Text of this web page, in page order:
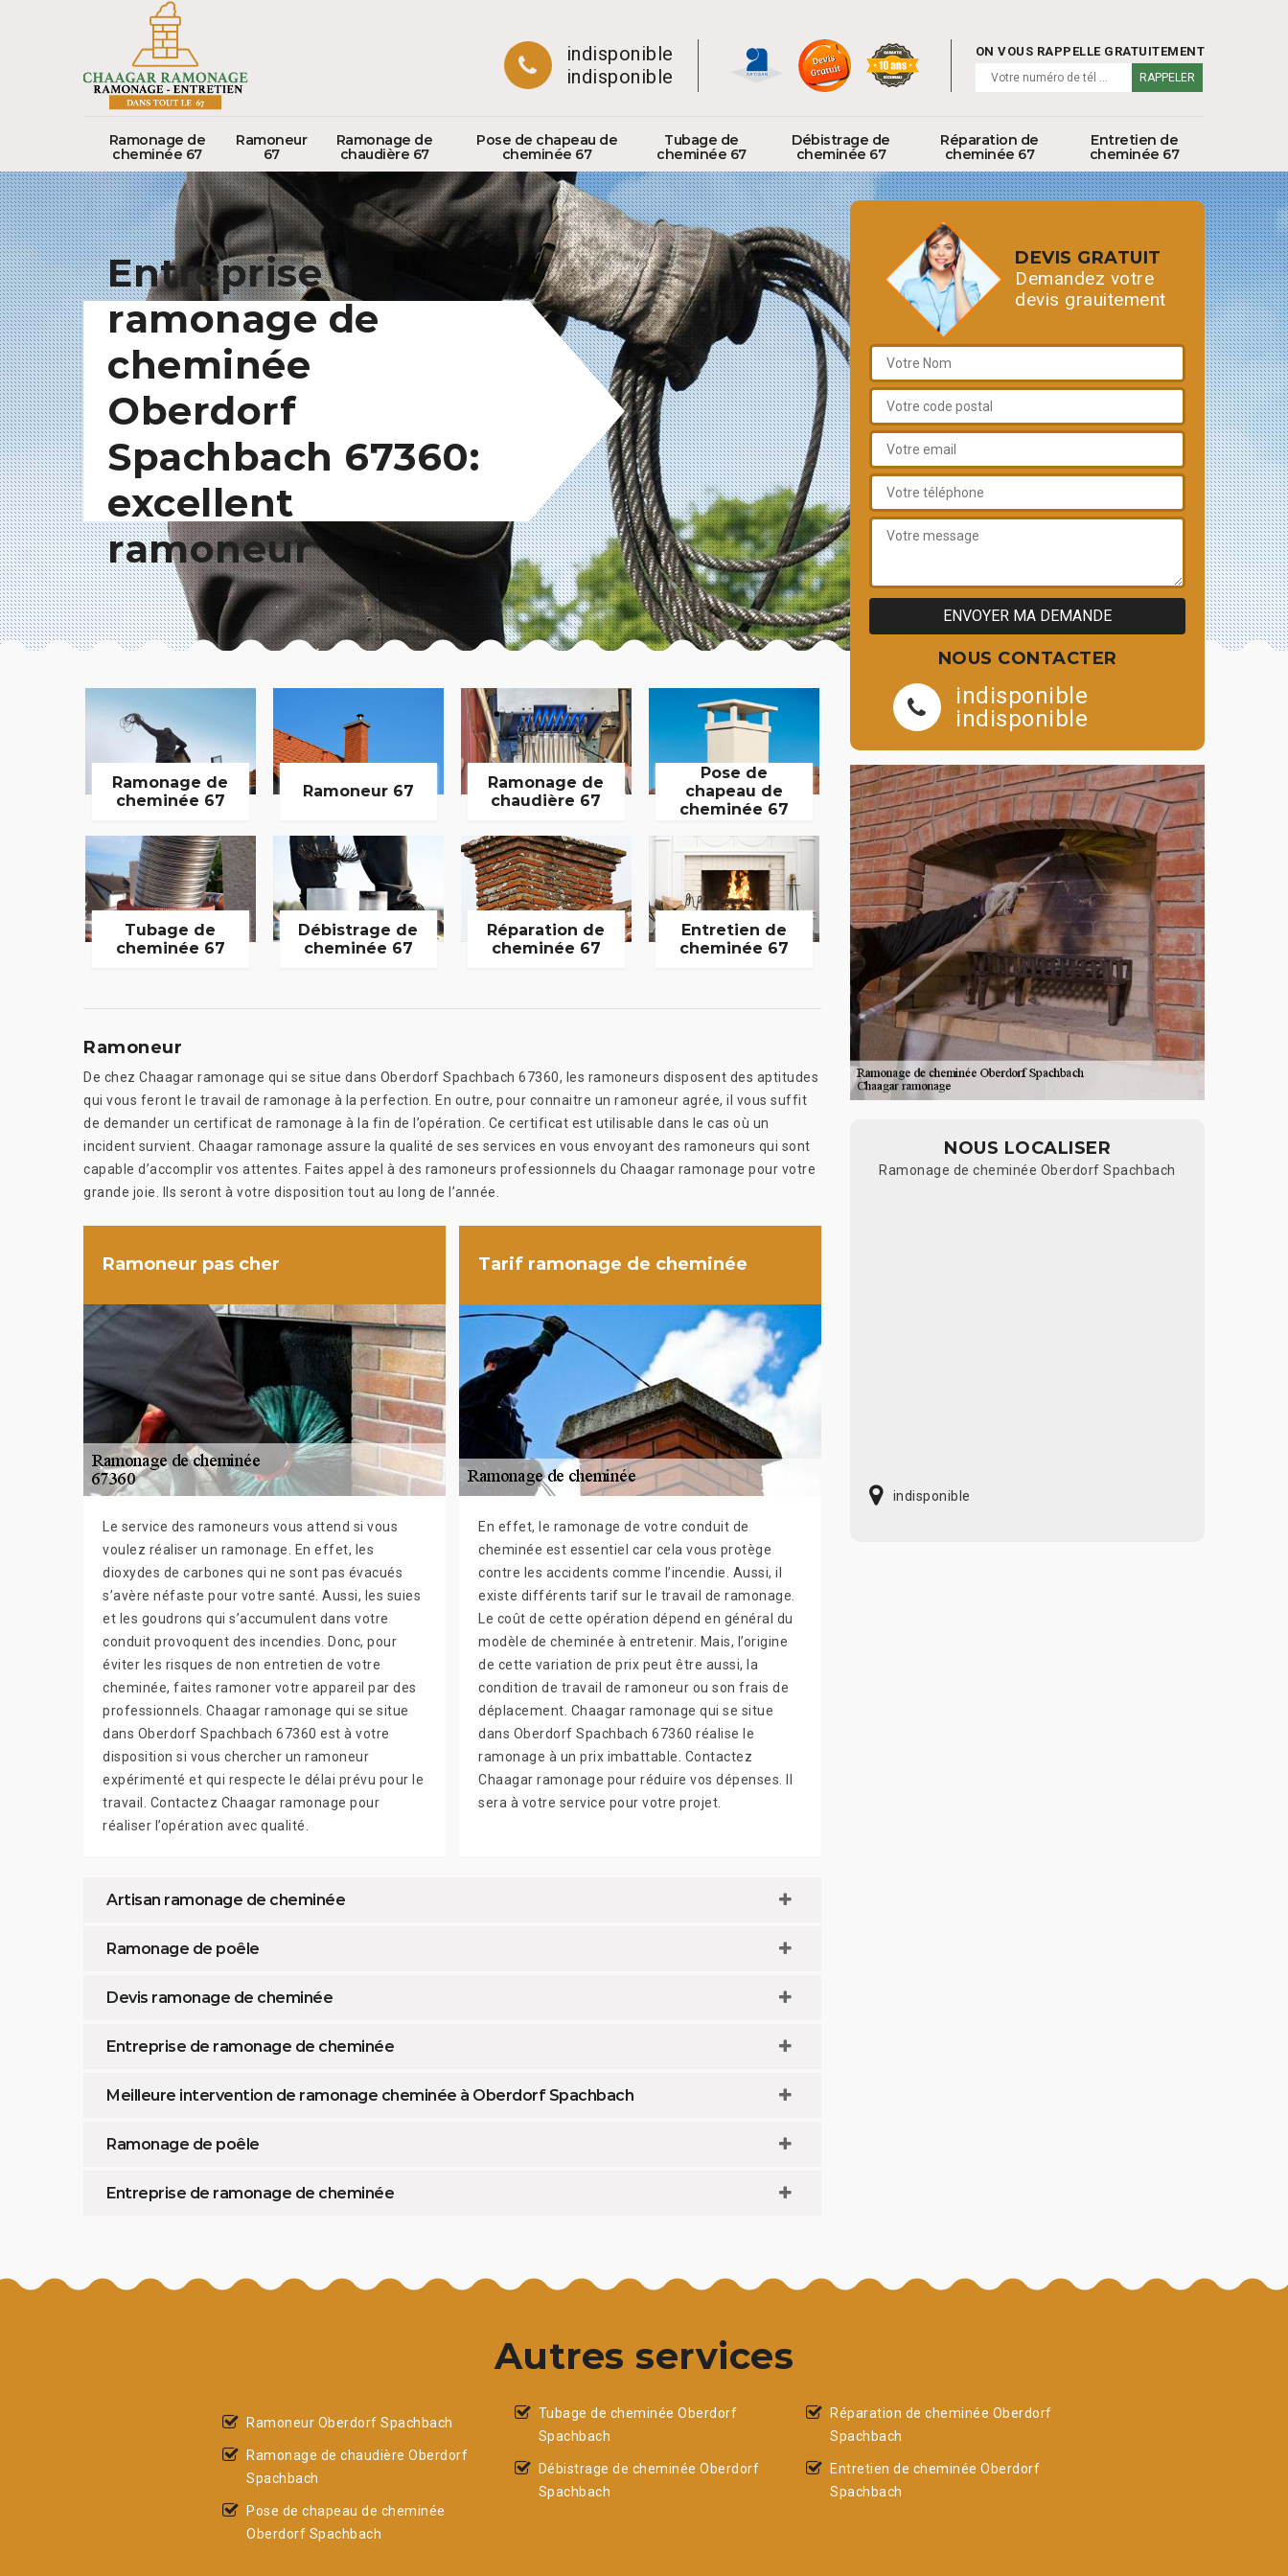
indisponible
indisponible
ON VOUS RAPPELLE GRATUITEMENT
Ramonage de
cheminée 67
Ramoneur
67
Ramonage de
chaudière 67
Pose de chapeau de
cheminée 67
Tubage de
cheminée 67
Débistrage de
cheminée 67
Réparation de
cheminée 67
Entretien de
cheminée 67
Entreprise
ramonage de
cheminée
Oberdorf
Spachbach 67360:
excellent
ramoneur
Ramonage de
cheminée 67
Ramoneur 67
Ramonage de
chaudière 67
Pose de
chapeau de
cheminée 67
Tubage de
cheminée 67
Débistrage de
cheminée 67
Réparation de
cheminée 67
Entretien de
cheminée 67
Ramoneur
De chez Chaagar ramonage qui se situe dans Oberdorf Spachbach 67360, les ramoneurs disposent des aptitudes
qui vous feront le travail de ramonage à la perfection. En outre, pour connaitre un ramoneur agrée, il vous suffit
de demander un certificat de ramonage à la fin de l’opération. Ce certificat est utilisable dans le cas où un
incident survient. Chaagar ramonage assure la qualité de ses services en vous envoyant des ramoneurs qui sont
capable d’accomplir vos attentes. Faites appel à des ramoneurs professionnels du Chaagar ramonage pour votre
grande joie. Ils seront à votre disposition tout au long de l’année.
Ramoneur pas cher
Le service des ramoneurs vous attend si vous
voulez réaliser un ramonage. En effet, les
dioxydes de carbones qui ne sont pas évacués
s’avère néfaste pour votre santé. Aussi, les suies
et les goudrons qui s’accumulent dans votre
conduit provoquent des incendies. Donc, pour
éviter les risques de non entretien de votre
cheminée, faites ramoner votre appareil par des
professionnels. Chaagar ramonage qui se situe
dans Oberdorf Spachbach 67360 est à votre
disposition si vous chercher un ramoneur
expérimenté et qui respecte le délai prévu pour le
travail. Contactez Chaagar ramonage pour
réaliser l’opération avec qualité.
Tarif ramonage de cheminée
En effet, le ramonage de votre conduit de
cheminée est essentiel car cela vous protège
contre les accidents comme l’incendie. Aussi, il
existe différents tarif sur le travail de ramonage.
Le coût de cette opération dépend en général du
modèle de cheminée à entretenir. Mais, l’origine
de cette variation de prix peut être aussi, la
condition de travail de ramoneur ou son frais de
déplacement. Chaagar ramonage qui se situe
dans Oberdorf Spachbach 67360 réalise le
ramonage à un prix imbattable. Contactez
Chaagar ramonage pour réduire vos dépenses. Il
sera à votre service pour votre projet.
Artisan ramonage de cheminée
Ramonage de poêle
Devis ramonage de cheminée
Entreprise de ramonage de cheminée
Meilleure intervention de ramonage cheminée à Oberdorf Spachbach
Ramonage de poêle
Entreprise de ramonage de cheminée
DEVIS GRATUIT
Demandez votre
devis grauitement
NOUS CONTACTER
indisponible
indisponible
NOUS LOCALISER
Ramonage de cheminée Oberdorf Spachbach
indisponible
Autres services
Ramoneur Oberdorf Spachbach
Ramonage de chaudière Oberdorf
Spachbach
Pose de chapeau de cheminée
Oberdorf Spachbach
Tubage de cheminée Oberdorf
Spachbach
Débistrage de cheminée Oberdorf
Spachbach
Réparation de cheminée Oberdorf
Spachbach
Entretien de cheminée Oberdorf
Spachbach